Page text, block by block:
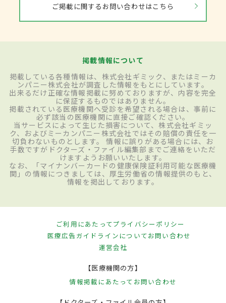
ご掲載に関するお問い合わせはこちら
掲載情報について
掲載している各種情報は、株式会社ギミック、またはミーカ
ンパニー株式会社が調査した情報をもとにしています。
出来るだけ正確な情報掲載に努めておりますが、内容を完全
に保証するものではありません。
掲載されている医療機関へ受診を希望される場合は、事前に
必ず該当の医療機関に直接ご確認ください。
当サービスによって生じた損害について、株式会社ギミッ
ク、およびミーカンパニー株式会社ではその賠償の責任を一
切負わないものとします。 情報に誤りがある場合には、お
手数ですがドクターズ・ファイル編集部までご連絡をいただ
けますようお願いいたします。
なお、「マイナンバーカードの健康保険証利用可能な医療機
関」の情報につきましては、厚生労働省の情報提供のもと、
情報を掲出しております。
ご利用にあたってプライバシーポリシー
医療広告ガイドラインについてお問い合わせ
運営会社
【医療機関の方】
情報掲載にあたって お問い合わせ